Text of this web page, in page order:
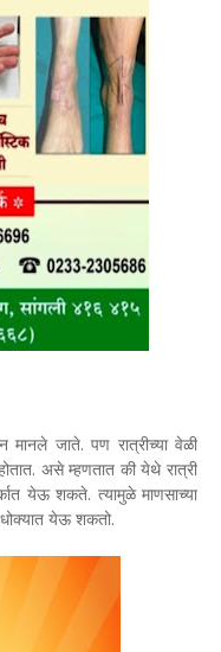
मानले जाते. पण रात्रीच्या वेळी
असे म्हणतात की येथे रात्री
येऊ शकते. त्यामुळे माणसाच्या
येऊ शकतो.